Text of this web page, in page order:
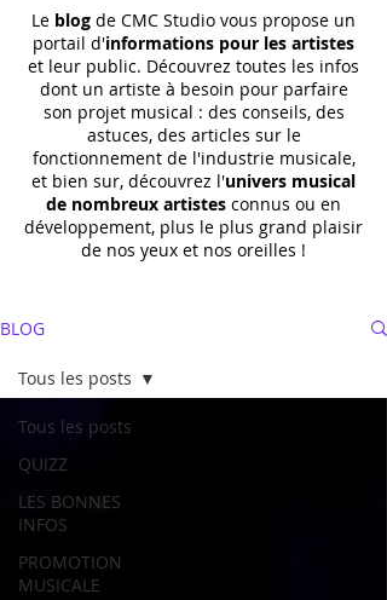
Le blog de CMC Studio vous propose un
portail d'informations pour les artistes
et leur public. Découvrez toutes les infos
dont un artiste à besoin pour parfaire
son projet musical : des conseils, des
astuces, des articles sur le
fonctionnement de l'industrie musicale,
et bien sur, découvrez l'univers musical
de nombreux artistes connus ou en
développement, plus le plus grand plaisir
de nos yeux et nos oreilles !
BLOG
Tous les posts
QUIZZ
LES BONNES
INFOS
PROMOTION
MUSICALE
Tous les posts